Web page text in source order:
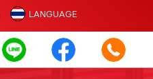
LANGUAGE